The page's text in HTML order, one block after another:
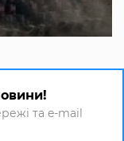
та e-mail